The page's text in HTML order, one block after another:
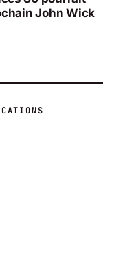
John Wick